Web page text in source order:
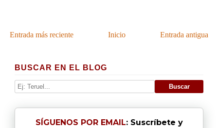
Entrada más reciente Entrada antigua
Inicio
BUSCAR EN EL BLOG
SÍGUENOS POR EMAIL: Suscríbete y